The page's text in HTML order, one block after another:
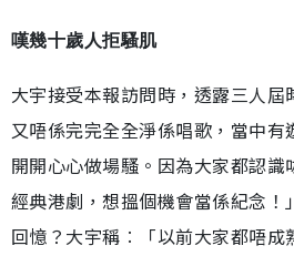
嘆幾十歲人拒騷肌
大宇接受本報訪問時，透露三人
又唔係完完全全淨係唱歌，當中有
開開心心做場騷。因為大家都認識
經典港劇，想搵個機會當係紀念
回憶？大宇稱︰「以前大家都唔